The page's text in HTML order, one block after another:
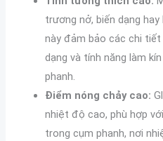
trương nở, biến dạng
này đảm bảo các chi
dạng và tính năng làm
phanh.
Điểm nóng chảy cao:
nhiệt độ cao, phù hợp
trong cụm phanh, nơi